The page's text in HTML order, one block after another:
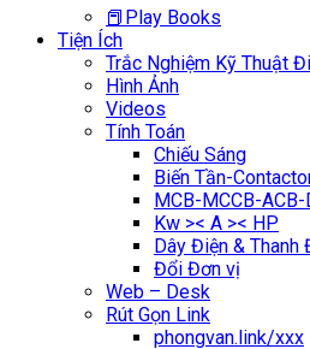
📕Play Books
Tiện Ích
Trắc Nghiệm Kỹ Thuật
Hình Ảnh
Videos
Tính Toán
Chiếu Sáng
Biến Tần-
MCB-MCCB-
Kw >< A >< HP
Dây Điện & Thanh
Đổi Đơn vị
Web – Desk
Rút Gọn Link
phongvan.link/xxx